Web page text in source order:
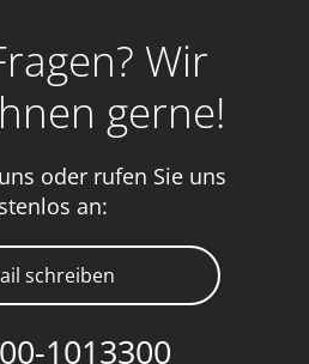
Wir
gerne!
oder rufen Sie uns
an:
schreiben
1013300